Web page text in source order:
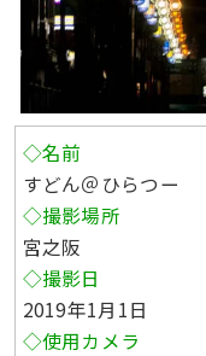
◇名前
すどん＠ひらつー
◇撮影場所
宮之阪
◇撮影日
2019年1月1日
◇使用カメラ